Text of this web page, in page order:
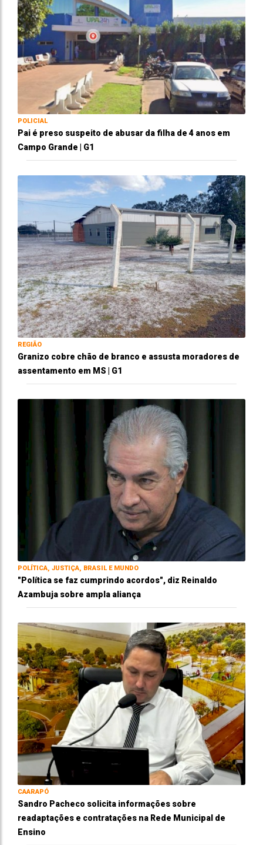
POLICIAL
Pai é preso suspeito de abusar da filha de 4 anos em
Campo Grande | G1
REGIÃO
Granizo cobre chão de branco e assusta moradores de
assentamento em MS | G1
POLÍTICA, JUSTIÇA, BRASIL E MUNDO
"Política se faz cumprindo acordos", diz Reinaldo
Azambuja sobre ampla aliança
CAARAPÓ
Sandro Pacheco solicita informações sobre
readaptações e contratações na Rede Municipal de
Ensino